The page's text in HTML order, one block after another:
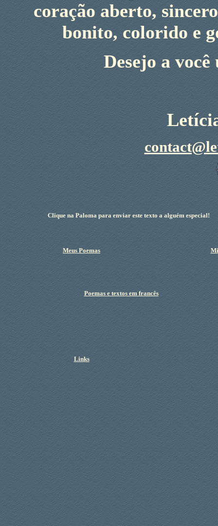
coração aberto,
bonito, colorido e
Desejo a
Clique na Paloma para enviar este texto a alguém especial!
Meus Poemas
Poemas e textos em francês
Links